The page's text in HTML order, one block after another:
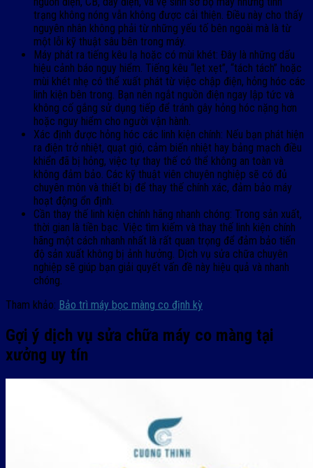
trạng không nóng vẫn không được cải thiện. Điều này cho thấy
nguyên nhân không phải từ những yếu tố bên ngoài mà là từ
một lỗi kỹ thuật sâu bên trong máy.
Máy phát ra tiếng kêu lạ hoặc có mùi khét: Đây là những dấu
hiệu cảnh báo nguy hiểm. Tiếng kêu “lẹt xẹt”, “tách tách” hoặc
mùi khét nhẹ có thể xuất phát từ việc chập điện, hỏng hóc các
linh kiện bên trong. Bạn nên ngắt nguồn điện ngay lập tức và
không cố gắng sử dụng tiếp để tránh gây hỏng hóc nặng hơn
hoặc nguy hiểm cho người vận hành.
Xác định được hỏng hóc các linh kiện chính: Nếu bạn phát hiện
ra điện trở nhiệt, quạt gió, cảm biến nhiệt hay bảng mạch điều
khiển đã bị hỏng, việc tự thay thế có thể không an toàn và
không đảm bảo. Các kỹ thuật viên chuyên nghiệp sẽ có đủ
chuyên môn và thiết bị để thay thế chính xác, đảm bảo máy
hoạt động ổn định.
Cần thay thế linh kiện chính hãng nhanh chóng: Trong sản xuất,
thời gian là tiền bạc. Việc tìm kiếm và thay thế linh kiện chính
hãng một cách nhanh nhất là rất quan trọng để đảm bảo tiến
độ sản xuất không bị ảnh hưởng. Dịch vụ sửa chữa chuyên
nghiệp sẽ giúp bạn giải quyết vấn đề này hiệu quả và nhanh
chóng.
Tham khảo: Bảo trì máy bọc màng co định kỳ
Gợi ý dịch vụ sửa chữa máy co màng tại
xưởng uy tín